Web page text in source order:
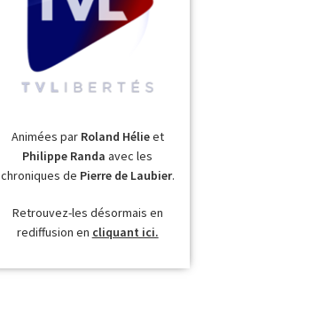
Animées par Roland Hélieet
Philippe Randa avec les
chroniques de Pierre de Laubier.
Retrouvez-les désormais en
rediffusion en cliquant ici.